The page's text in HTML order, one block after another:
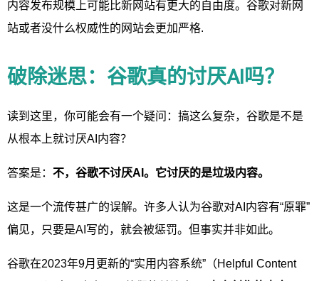
内容发布规模上可能比新网站有更大的自由度。谷歌对新网
站或者没什么权威性的网站会更加严格.
破除迷思：谷歌真的讨厌AI吗？
读到这里，你可能会有一个疑问：搞这么复杂，谷歌是不是
从根本上就讨厌AI内容？
答案是： 不，谷歌不讨厌AI。它讨厌的是垃圾内容。
这是一个流传甚广的误解。许多人认为谷歌对AI内容有“原罪”
偏见，只要是AI写的，就会被惩罚。但事实并非如此。
谷歌在2023年9月更新的“实用内容系统”（Helpful Content